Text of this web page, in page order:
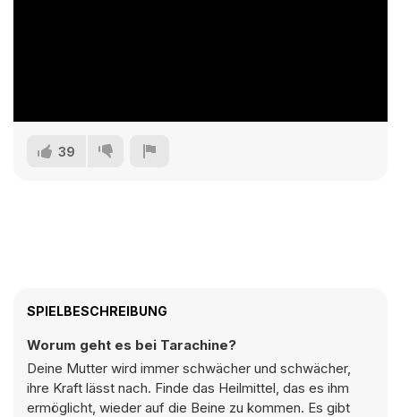
39
SPIELBESCHREIBUNG
Worum geht es bei Tarachine?
Deine Mutter wird immer schwächer und schwächer,
ihre Kraft lässt nach. Finde das Heilmittel, das es ihm
ermöglicht, wieder auf die Beine zu kommen. Es gibt